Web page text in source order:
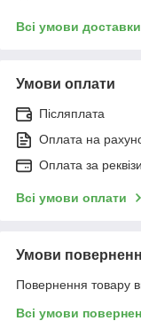
Всі умови доставки
Умови оплати
Післяплата
Оплата на
Оплата за
Всі умови оплати
Умови
Повернення товару
Всі умови